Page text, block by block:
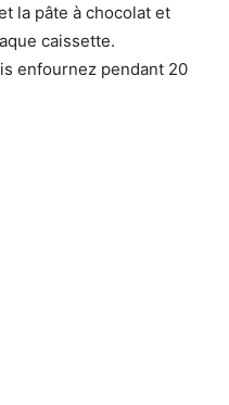
la pâte à chocolat et
caissette.
enfournez pendant 20